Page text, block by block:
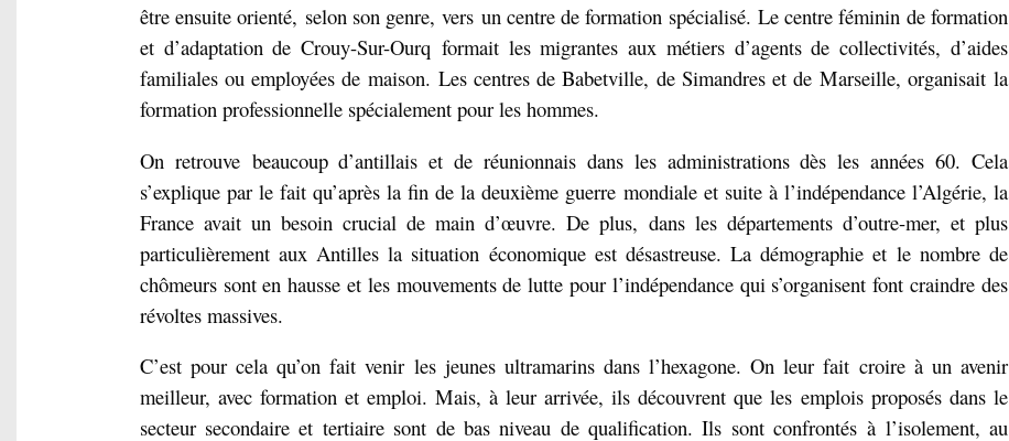
être ensuite orienté, selon son genre, vers un centre de formation spécialisé. Le centre féminin de formation
et d’adaptation de Crouy-Sur-Ourq formait les migrantes aux métiers d’agents de collectivités, d’aides
familiales ou employées de maison. Les centres de Babetville, de Simandres et de Marseille, organisait la
formation professionnelle spécialement pour les hommes.
On retrouve beaucoup d’antillais et de réunionnais dans les administrations dès les années 60. Cela
s’explique par le fait qu’après la fin de la deuxième guerre mondiale et suite à l’indépendance l’Algérie, la
France avait un besoin crucial de main d’œuvre. De plus, dans les départements d’outre-mer, et plus
particulièrement aux Antilles la situation économique est désastreuse. La démographie et le nombre de
chômeurs sont en hausse et les mouvements de lutte pour l’indépendance qui s’organisent font craindre des
révoltes massives.
C’est pour cela qu’on fait venir les jeunes ultramarins dans l’hexagone. On leur fait croire à un avenir
meilleur, avec formation et emploi. Mais, à leur arrivée, ils découvrent que les emplois proposés dans le
secteur secondaire et tertiaire sont de bas niveau de qualification. Ils sont confrontés à l’isolement, au